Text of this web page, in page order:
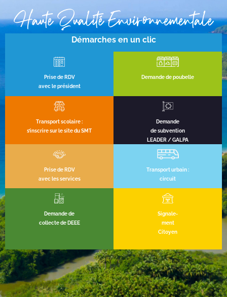
Haute Qualité Environnementale
Démarches en un clic
Prise de RDV
avec le président
Demande de poubelle
Transport scolaire :
s’inscrire sur le site du SMT
Demande
de subvention
LEADER / GALPA
Prise de RDV
avec les services
Transport urbain :
circuit
Demande de
collecte de DEEE
Signale-
ment
Citoyen